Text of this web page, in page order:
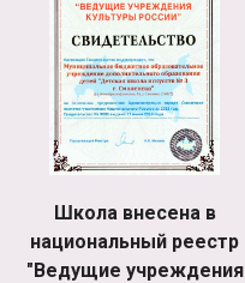
Школа внесена в
национальный реестр
"Ведущие учреждения